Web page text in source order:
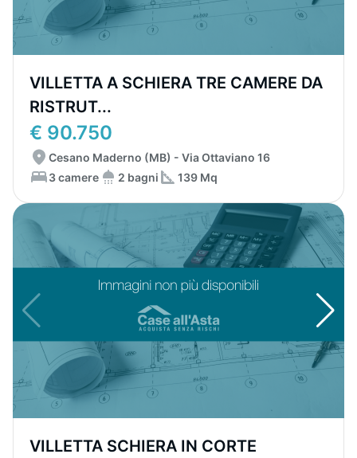
VILLETTA A SCHIERA TRE CAMERE DA
RISTRUT...
€ 90.750
Cesano Maderno (MB) - Via Ottaviano 16
3 camere
2 bagni 139 Mq
VILLETTA SCHIERA IN CORTE